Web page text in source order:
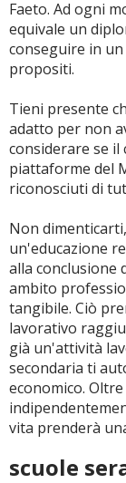
Faeto. Ad ogni
equivale un
conseguire in
propositi.
Tieni presente
adatto per non
considerare se
piattaforme del
riconosciuti di
Non
un'educazione
alla conclusione
ambito
tangibile. Ciò
lavorativo
già un'attività
secondaria ti
economico.
vita prenderà
scuole